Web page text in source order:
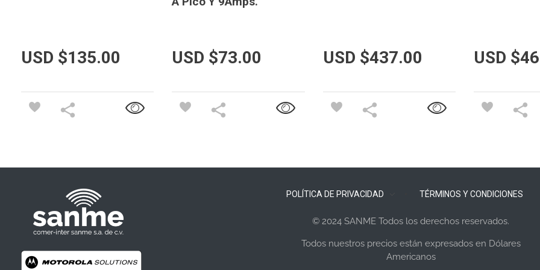
USD $135.00 USD $73.00 USD $437.00 USD $
POLÍTICA DE PRIVACIDAD TÉRMINOS Y CONDICIONES
© 2024 SANME Todos los derechos reservados.
Todos nuestros precios están expresados en Dólares
Americanos